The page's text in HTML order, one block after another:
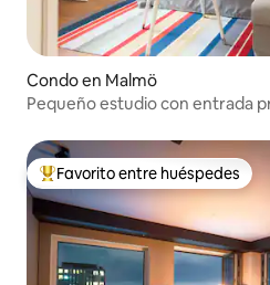
Condo en Malmö
Pequeño estudio con entrada
Favorito entre huéspedes
Favorito entre huéspedes